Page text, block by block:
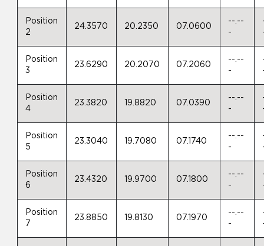
Position
2
24.3570 20.2350 07.0600
--.--
-
Position
3
23.6290 20.2070 07.2060
--.--
-
Position
4
23.3820 19.8820 07.0390
--.--
-
Position
5
23.3040 19.7080 07.1740
--.--
-
Position
6
23.4320 19.9700 07.1800
--.--
-
Position
7
23.8850 19.8130 07.1970
--.--
-